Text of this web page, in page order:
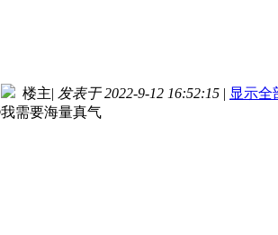
楼主| 发表于 2022-9-12 16:52:15 | 显示全
我需要海量真气